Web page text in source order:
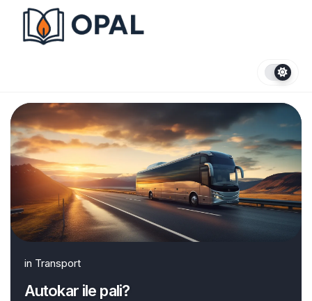
content
in Transport
Autokar ile pali?